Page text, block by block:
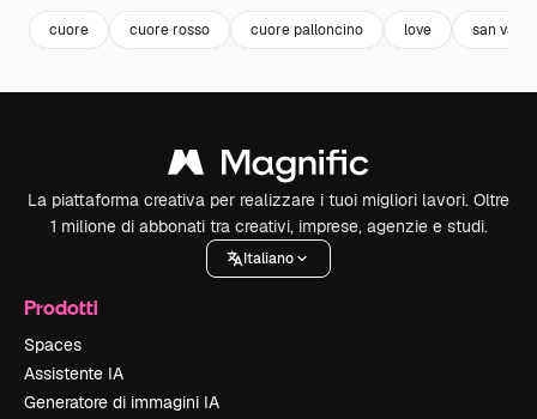
cuore cuore rosso cuore palloncino love san
La piattaforma creativa per realizzare i tuoi migliori lavori. Oltre
1 milione di abbonati tra creativi, imprese, agenzie e studi.
Italiano
Prodotti
Spaces
Assistente IA
Generatore di immagini IA